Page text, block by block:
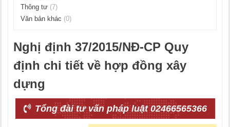
Thông tư (7)
Văn bản khác (0)
Nghị định 37/2015/NĐ-CP Quy
định chi tiết về hợp đồng xây
dựng
Tổng đài tư vấn pháp luật 02466565366